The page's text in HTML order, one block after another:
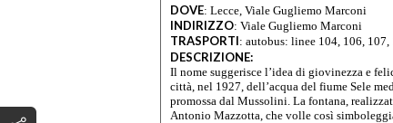
DOVE: Lecce, Viale Gugliemo Marconi
INDIRIZZO: Viale Gugliemo Marconi
TRASPORTI: autobus: linee 104, 106,
DESCRIZIONE:
Il nome suggerisce l’idea di giovinezza e
città, nel 1927, dell’acqua del fiume Sele
promossa dal Mussolini. La fontana,
Antonio Mazzotta, che volle così